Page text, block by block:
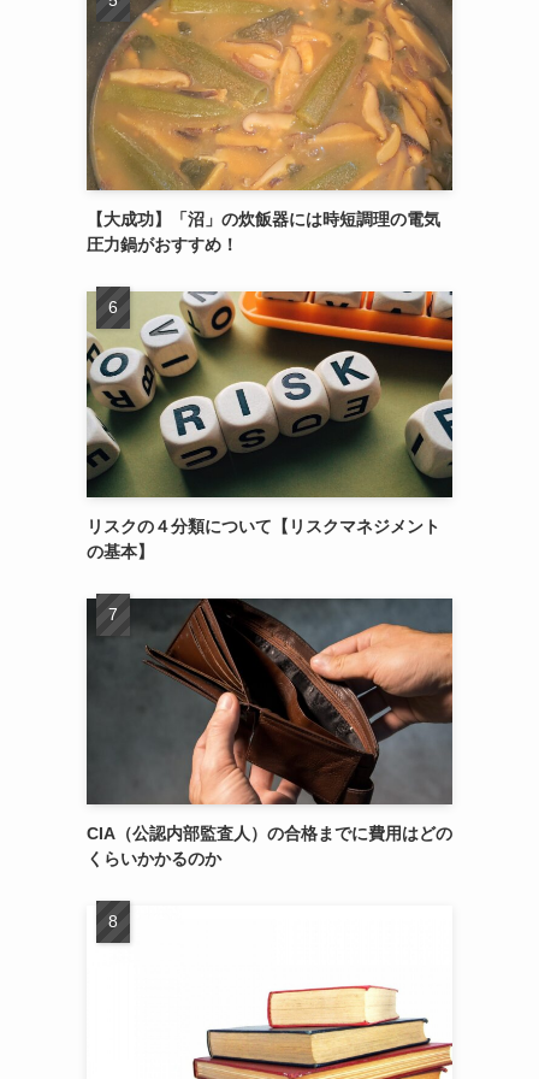
【大成功】「沼」の炊飯器には時短調理の電気
圧力鍋がおすすめ！
リスクの４分類について【リスクマネジメント
の基本】
CIA（公認内部監査人）の合格までに費用はどの
くらいかかるのか